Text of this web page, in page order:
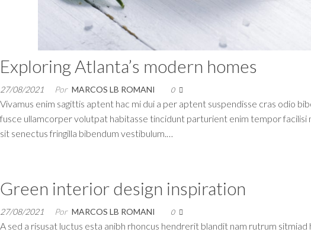
Exploring Atlanta’s modern homes
27/08/2021 Por MARCOS LB ROMANI 0
Vivamus enim sagittis aptent hac mi dui a per aptent suspendisse cras odio
fusce ullamcorper volutpat habitasse tincidunt parturient enim tempor
sit senectus fringilla bibendum vestibulum.…
Green interior design inspiration
27/08/2021 Por MARCOS LB ROMANI 0
A sed a risusat luctus esta anibh rhoncus hendrerit blandit nam rutrum